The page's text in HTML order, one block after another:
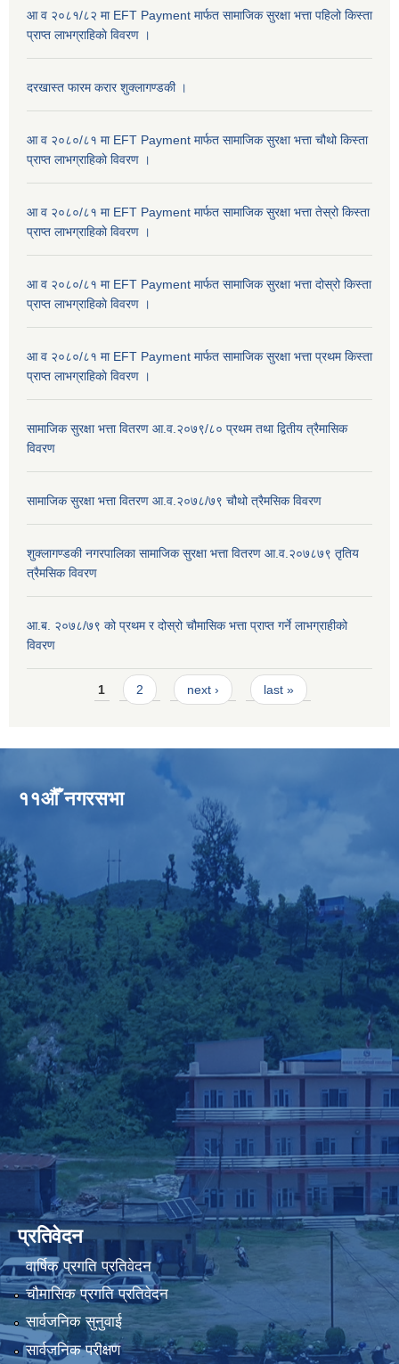
आ व २०८१/८२ मा EFT Payment मार्फत सामाजिक सुरक्षा भत्ता पहिलो किस्ता
प्राप्त लाभग्राहिकाे विवरण ।
दरखास्त फारम करार शुक्लागण्डकी ।
आ व २०८०/८१ मा EFT Payment मार्फत सामाजिक सुरक्षा भत्ता चौथो किस्ता
प्राप्त लाभग्राहिकाे विवरण ।
आ व २०८०/८१ मा EFT Payment मार्फत सामाजिक सुरक्षा भत्ता तेस्रो किस्ता
प्राप्त लाभग्राहिकाे विवरण ।
आ व २०८०/८१ मा EFT Payment मार्फत सामाजिक सुरक्षा भत्ता दोस्रो किस्ता
प्राप्त लाभग्राहिकाे विवरण ।
आ व २०८०/८१ मा EFT Payment मार्फत सामाजिक सुरक्षा भत्ता प्रथम किस्ता
प्राप्त लाभग्राहिकाे विवरण ।
सामाजिक सुरक्षा भत्ता वितरण आ.व.२०७९/८० प्रथम तथा द्वितीय त्रैमासिक
विवरण
सामाजिक सुरक्षा भत्ता वितरण आ.व.२०७८/७९ चौथो त्रैमसिक विवरण
शुक्लागण्डकी नगरपालिका सामाजिक सुरक्षा भत्ता वितरण आ.व.२०७८७९ तृतिय
त्रैमसिक विवरण
आ.ब. २०७८/७९ को प्रथम र दोस्रो चौमासिक भत्ता प्राप्त गर्ने लाभग्राहीको
विवरण
Pages1 2 next › last »
११औँ नगरसभा
प्रतिवेदन
वार्षिक प्रगति प्रतिवेदन
चौमासिक प्रगति प्रतिवेदन
सार्वजनिक सुनुवाई
सार्वजनिक परीक्षण